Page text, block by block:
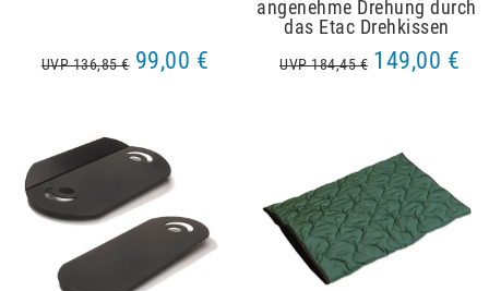
UVP 136,85 € 99,00 €
angenehme Drehung durch
das Etac Drehkissen
UVP 184,45 € 149,00 €